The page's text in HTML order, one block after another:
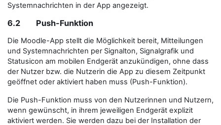
Systemnachrichten in der App angezeigt.
6.2 Push-Funktion
Die Moodle-App stellt die Möglichkeit bereit, Mitteilungen
und Systemnachrichten per Signalton, Signalgrafik und
Statusicon am mobilen Endgerät anzukündigen, ohne dass
der Nutzer bzw. die Nutzerin die App zu diesem Zeitpunkt
geöffnet oder aktiviert haben muss (Push-Funktion).
Die Push-Funktion muss von den Nutzerinnen und Nutzern,
wenn gewünscht, in ihrem jeweiligen Endgerät explizit
aktiviert werden. Sie werden dazu bei der Installation der